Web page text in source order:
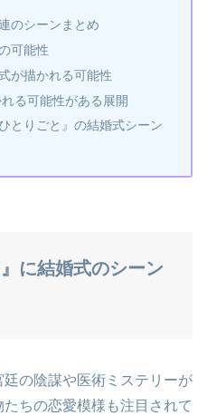
のシーンまとめ
可能性
が描かれる可能性
る可能性がある展開
とりごと』の結婚式シーン
に結婚式のシーン
廷の陰謀や医術ミステリーが
ちの恋愛模様も注目されて